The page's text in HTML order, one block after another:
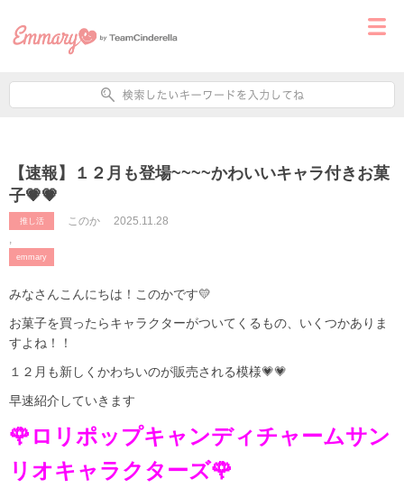
【速報】１２月も登場~~~~かわいいキャラ付きお菓
子💗💗
推し活
,
emmary
このか 2025.11.28
みなさんこんにちは！このかです💛
お菓子を買ったらキャラクターがついてくるもの、いくつかありま
すよね！！
１２月も新しくかわちいのが販売される模様💗💗
早速紹介していきます
🌹ロリポップキャンディチャームサン
リオキャラクターズ🌹